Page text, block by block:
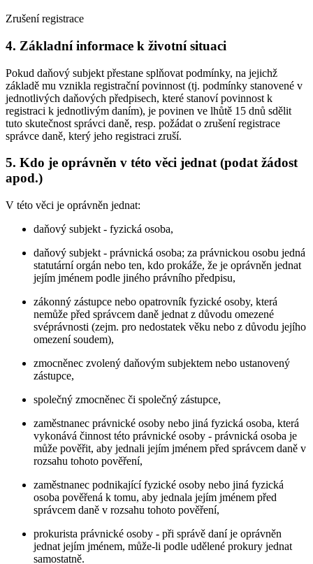
Zrušení registrace
4. Základní informace k životní situaci
Pokud daňový subjekt přestane splňovat podmínky, na jejichž
základě mu vznikla registrační povinnost (tj. podmínky stanovené v
jednotlivých daňových předpisech, které stanoví povinnost k
registraci k jednotlivým daním), je povinen ve lhůtě 15 dnů sdělit
tuto skutečnost správci daně, resp. požádat o zrušení registrace
správce daně, který jeho registraci zruší.
5. Kdo je oprávněn v této věci jednat (podat žádost
apod.)
V této věci je oprávněn jednat:
daňový subjekt - fyzická osoba,
daňový subjekt - právnická osoba; za právnickou osobu jedná
statutární orgán nebo ten, kdo prokáže, že je oprávněn jednat
jejím jménem podle jiného právního předpisu,
zákonný zástupce nebo opatrovník fyzické osoby, která
nemůže před správcem daně jednat z důvodu omezené
svéprávnosti (zejm. pro nedostatek věku nebo z důvodu jejího
omezení soudem),
zmocněnec zvolený daňovým subjektem nebo ustanovený
zástupce,
společný zmocněnec či společný zástupce,
zaměstnanec právnické osoby nebo jiná fyzická osoba, která
vykonává činnost této právnické osoby - právnická osoba je
může pověřit, aby jednali jejím jménem před správcem daně v
rozsahu tohoto pověření,
zaměstnanec podnikající fyzické osoby nebo jiná fyzická
osoba pověřená k tomu, aby jednala jejím jménem před
správcem daně v rozsahu tohoto pověření,
prokurista právnické osoby - při správě daní je oprávněn
jednat jejím jménem, může-li podle udělené prokury jednat
samostatně.